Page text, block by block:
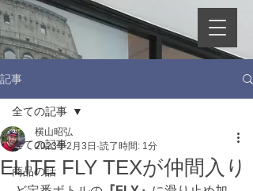
記事
全ての記事
商品の話
全ての記事
ELITE FLY TEXが仲間入り
横山昭弘
2023年2月3日 読了時間: 1分